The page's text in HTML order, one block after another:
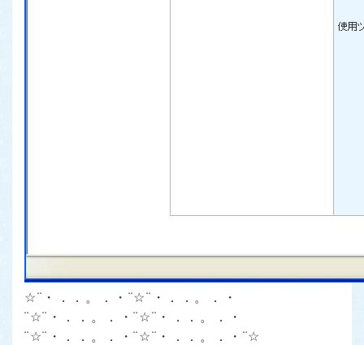
☆¨・．．。．・¨☆¨・．．。．・
¨☆¨・．．。．・¨☆¨・．．。．・
¨☆¨・．．。．・¨☆¨・．．。．・¨☆